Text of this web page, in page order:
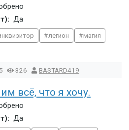
Да
легион магия
326 BASTARD419
всё, что я хочу.
Да